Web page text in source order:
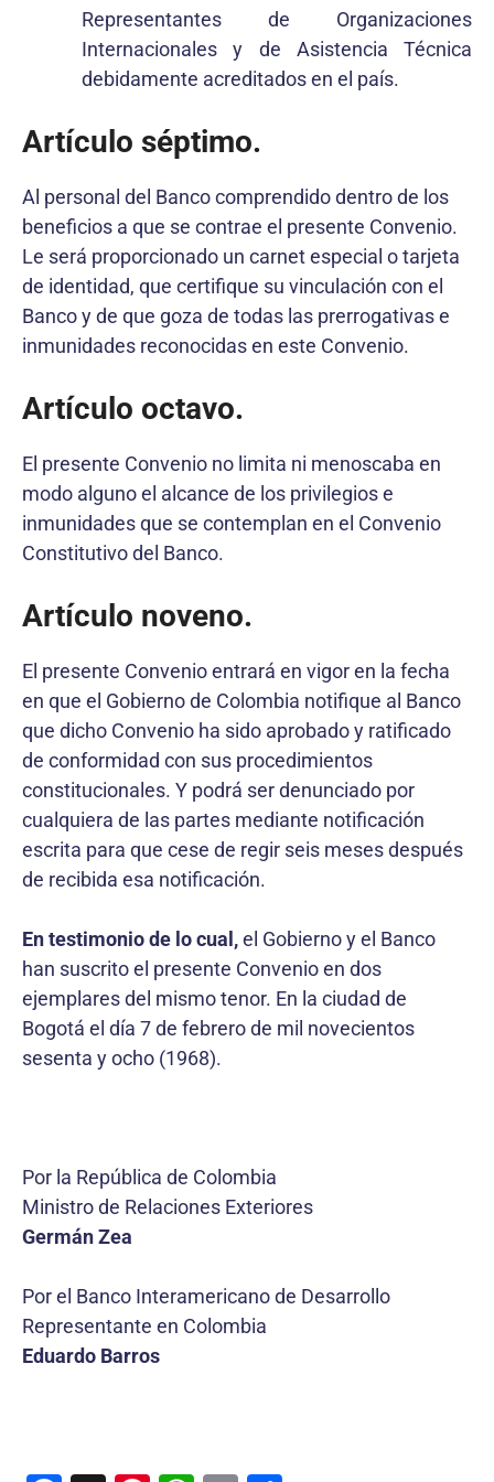
Representantes de Organizaciones
Internacionales y de Asistencia Técnica
debidamente acreditados en el país.
Artículo séptimo.
Al personal del Banco comprendido dentro de los
beneficios a que se contrae el presente Convenio.
Le será proporcionado un carnet especial o tarjeta
de identidad, que certifique su vinculación con el
Banco y de que goza de todas las prerrogativas e
inmunidades reconocidas en este Convenio.
Artículo octavo.
El presente Convenio no limita ni menoscaba en
modo alguno el alcance de los privilegios e
inmunidades que se contemplan en el Convenio
Constitutivo del Banco.
Artículo noveno.
El presente Convenio entrará en vigor en la fecha
en que el Gobierno de Colombia notifique al Banco
que dicho Convenio ha sido aprobado y ratificado
de conformidad con sus procedimientos
constitucionales. Y podrá ser denunciado por
cualquiera de las partes mediante notificación
escrita para que cese de regir seis meses después
de recibida esa notificación.
En testimonio de lo cual,el Gobierno y el Banco
han suscrito el presente Convenio en dos
ejemplares del mismo tenor. En la ciudad de
Bogotá el día 7 de febrero de mil novecientos
sesenta y ocho (1968).
Por la República de Colombia
Ministro de Relaciones Exteriores
Germán Zea
Por el Banco Interamericano de Desarrollo
Representante en Colombia
Eduardo Barros